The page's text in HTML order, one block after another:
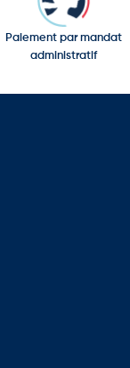
Paiement par mandat
administratif